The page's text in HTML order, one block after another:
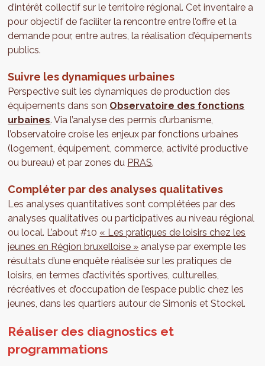
d’intérêt collectif sur le territoire régional. Cet inventaire a
pour objectif de faciliter la rencontre entre l’offre et la
demande pour, entre autres, la réalisation d’équipements
publics.
Suivre les dynamiques urbaines
Perspective suit les dynamiques de production des
équipements dans son Observatoire des fonctions
urbaines. Via l’analyse des permis d’urbanisme,
l’observatoire croise les enjeux par fonctions urbaines
(logement, équipement, commerce, activité productive
ou bureau) et par zones du PRAS.
Compléter par des analyses qualitatives
Les analyses quantitatives sont complétées par des
analyses qualitatives ou participatives au niveau régional
ou local. L’about #10 « Les pratiques de loisirs chez les
jeunes en Région bruxelloise » analyse par exemple les
résultats d’une enquête réalisée sur les pratiques de
loisirs, en termes d’activités sportives, culturelles,
récréatives et d’occupation de l’espace public chez les
jeunes, dans les quartiers autour de Simonis et Stockel.
Réaliser des diagnostics et
programmations